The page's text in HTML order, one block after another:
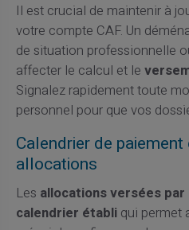
Il est crucial de maintenir à
votre compte CAF. Un
de situation professionnelle
affecter le calcul et le
Signalez rapidement toute
personnel pour que vos
Calendrier de
allocations
Les allocations versées par
calendrier établiqui permet